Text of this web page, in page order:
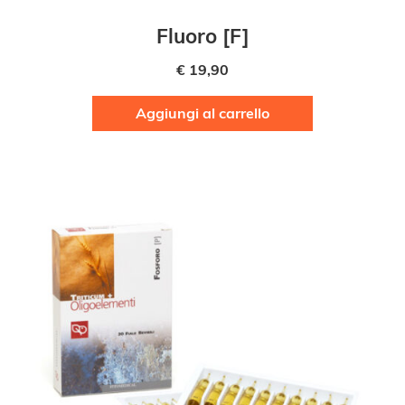
Fluoro [F]
€ 19,90
Aggiungi al carrello